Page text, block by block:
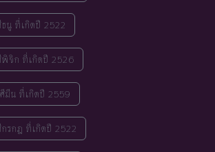
ธนู ที่เกิดปี 2522
พิจิก ที่เกิดปี 2526
มีน ที่เกิดปี 2559
กรกฎ ที่เกิดปี 2522